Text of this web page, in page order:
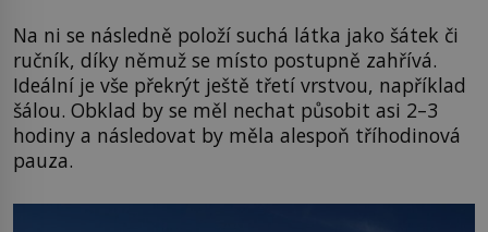
Na ni se následně položí suchá látka jako šátek či
ručník, díky němuž se místo postupně zahřívá.
Ideální je vše překrýt ještě třetí vrstvou, například
šálou. Obklad by se měl nechat působit asi 2–3
hodiny a následovat by měla alespoň tříhodinová
pauza.